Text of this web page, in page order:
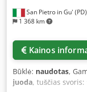
San Pietro in Gu' (PD)
1 368 km
Kainos
Būklė: naudotas,
juoda, tuščias svoris: